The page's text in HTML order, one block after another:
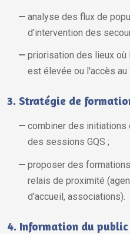
analyse des flux de
d'intervention des
priorisation des lieux où
est élevée ou l'accès au
3. Stratégie de
combiner des initiations
des sessions GQS ;
proposer des
relais de proximité
d'accueil, associations).
4. Information du public